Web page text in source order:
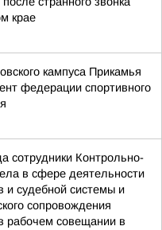
крае
кампуса Прикамья
федерации спортивного
сотрудники Контрольно-
в сфере деятельности
и судебной системы и
сопровождения
рабочем совещании в